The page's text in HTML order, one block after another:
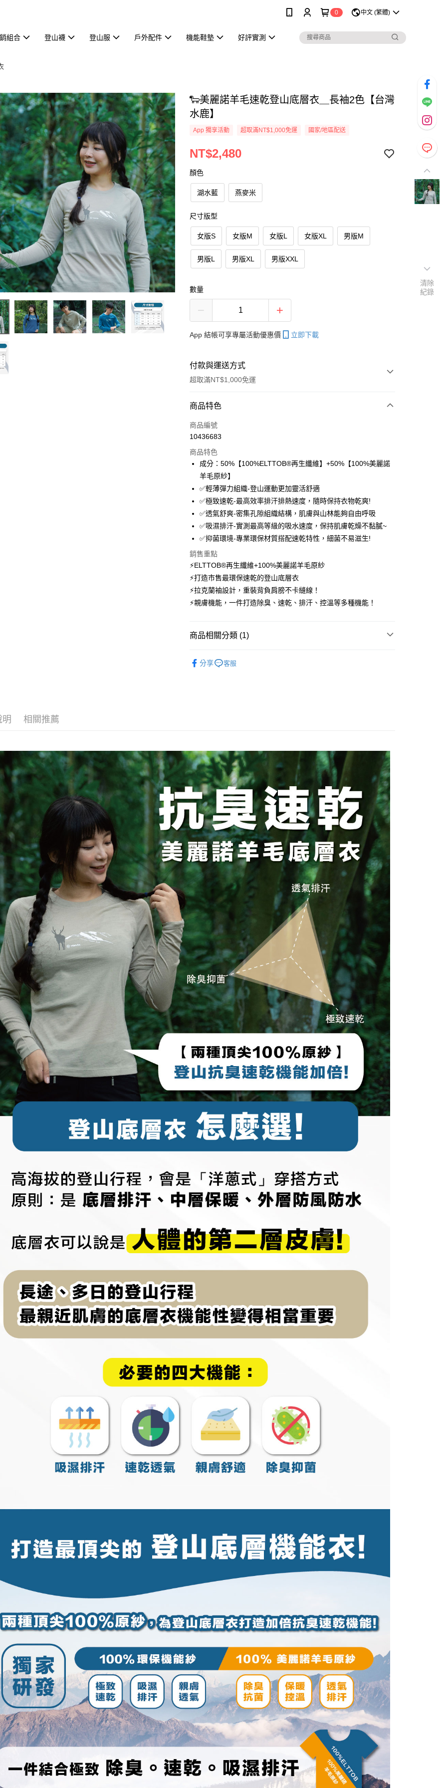
0 中文 (繁體)
組合 登山襪 登山服 戶外配件 機能鞋墊 好評實測
🐑美麗諾羊毛速乾登山底層衣＿長袖2色【台灣
水鹿】
App 獨享活動 超取滿NT$1,000免運 國家/地區配送
NT$2,480
顏色
湖水藍 燕麥米
尺寸版型
女版S 女版M 女版L 女版XL 男版M
男版L 男版XL 男版XXL
數量
App 結帳可享專屬活動優惠價 立即下載
付款與運送方式
超取滿NT$1,000免運
付款方式
信用卡一次付款
3 期 0 利率 每期 21家銀行
合作金庫商業銀行
華南商業銀行
彰化商業銀行
國泰世華商業銀行
兆豐國際商業銀行
臺灣中小企業銀行
台中商業銀行
匯豐（台灣）商業銀行
華泰商業銀行
聯邦商業銀行
遠東國際商業銀行
玉山商業銀行
台新國際商業銀行
中國信託商業銀行
台灣樂天信用卡公司
6 期 0 利率 每期
合作金庫商業銀行
第一商業銀行
華南商業銀行
彰化商業銀行
上海商業儲蓄銀行
台北富邦商業銀行
臺灣中小企業銀行
台中商業銀行
匯豐（台灣）商業銀行
華泰商業銀行
聯邦商業銀行
元大商業銀行
永豐商業銀行
台新國際商業銀行
台灣樂天信用卡公司
12 期 0 利率 每期NT$206
合作金庫商業銀行
第一商業銀行
華南商業銀行
彰化商業銀行
上海商業儲蓄銀行
台北富邦商業銀行
國泰世華商業銀行
兆豐國際商業銀行
匯豐（台灣）商業銀行
聯邦商業銀行
遠東國際商業銀行
元大商業銀行
玉山商業銀行
星展（台灣）商業銀行
台灣樂天信用卡公司
24 期 0 利率 每期NT$103 20家銀行
合作金庫商業銀行
第一商業銀行
華南商業銀行
彰化商業銀行
上海商業儲蓄銀行
台北富邦商業銀行
兆豐國際商業銀行
台中商業銀行
華泰商業銀行
聯邦商業銀行
遠東國際商業銀行
永豐商業銀行
玉山商業銀行
星展（台灣）商業銀行
台新國際商業銀行
LINE Pay
Apple Pay
悠遊付
大哥付你分期
相關說明
2.付款方式選擇「大哥付你分期」，訂單成立後會自動跳轉到大哥付的交易
3.實際核准額度、可分期數及費用金額請依後續交易確認頁面所載為準。
4.訂單成立30分鐘內，如未前往確認交易或遇審核未通過，訂單將自動取
【注意事項】
1.本服務係由「台灣大哥大股份有限公司」（以下簡稱本公司）所提供，讓
用戶於交易時，得透過本服務購買商品或服務，並由商店將買賣／分期付
款買賣價金債權讓與本公司後，依約使用本公司帳單繳交帳款。
2.基於同意付款使用「大哥付你分期」之契約關係目的，商店將以您的個人
資料（包含姓名、電話或地址）提供予台灣大哥大進項蒐集、處理及利
用，由本公司與您本人進行分期帳單所需資料之確認、核對及更正。
3.完整用戶服務條款，請詳閱以下連結：https://oppay.tw/userRule
相關說明
便利好安心！
／ATM／網路銀行／等多元方式進行付款，方視為交易完成。
※ 請注意：結帳手續完成當下不需立刻繳費，但若您需要取消訂單，請聯
絡購買商品的店家。未經商家同意取消之訂單仍視為有效，需透過AFTEE
先享後付繳納相關費用。
※ 交易是否成功請以「AFTEE先享後付 」之結帳頁面顯示為準，若有關於
是否繳費成功／繳費後需取消欲退款等相關疑問，請聯繫「AFTEE先享後
付客戶支援中心」https://netprotections.freshdesk.com/support/home
【注意事項】
１．透過由恩沛科技股份有限公司提供之「AFTEE先享後付」服務完成之
交易，需依本服務之必要範圍內提供個人資料，並將交易相關給付款項請
求債權轉讓予恩沛科技股份有限公司。
２．關於個人資料處理事宜，請瀏覽以下網址：
https://aftee.tw/terms/#terms3
３．未成年的使用者請事先徵得法定代理人或監護人之同意方可使用
「AFTEE先享後付」，若未經同意申辦者引起之損失，本公司不負相關責
任。
４．使用「AFTEE先享後付」時，將依據個別帳號之用戶狀況，依本公司
即時審查核予不同之上限額度；若仍有額度不足之情形，本公司將視審查
結果請求用戶進行身份認證。
５．嚴禁一人註冊多個帳號或使用他人資訊註冊。若發現惡意使用之情
形，恩沛科技股份有限公司將有權停止該用戶之使用額度並採取法律行
動。
7-11取貨付款
每筆NT$100，滿NT$1,000(含以上)免運費
付款後7-11取貨
每筆NT$100，滿NT$1,000(含以上)免運費
宅配
每筆NT$100，滿NT$1,000(含以上)免運費
順豐 查看運費
商品特色
商品編號
10436683
商品特色
成分：50%【100%ELTTOB®再生纖維】+50%【100%美麗諾
羊毛原紗】
✅輕薄彈力組織-登山運動更加靈活舒適
✅極致速乾-最高效率排汗排熱速度，隨時保持衣物乾爽!
✅透氣舒爽-密集孔隙組織結構，肌膚與山林能夠自由呼吸
✅吸濕排汗-實測最高等級的吸水速度，保持肌膚乾燥不黏膩~
✅抑菌環境-專業環保材質搭配速乾特性，細菌不易滋生!
銷售重點
⚡ELTTOB®再生纖維+100%美麗諾羊毛原紗
⚡打造市售最環保速乾的登山底層衣
⚡拉克蘭袖設計，重裝背負肩膀不卡縫線！
⚡親膚機能，一件打造除臭、速乾、排汗、控溫等多種機能！
商品相關分類 (1)
分享
客服
明 相關推薦
清除
紀錄